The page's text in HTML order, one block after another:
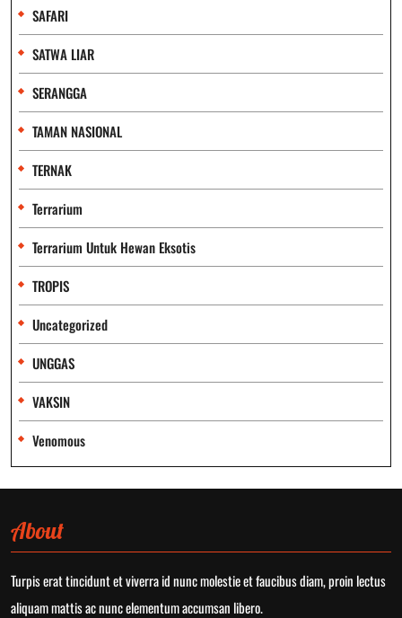
SAFARI
SATWA LIAR
SERANGGA
TAMAN NASIONAL
TERNAK
Terrarium
Terrarium Untuk Hewan Eksotis
TROPIS
Uncategorized
UNGGAS
VAKSIN
Venomous
About
Turpis erat tincidunt et viverra id nunc molestie et faucibus diam, proin lectus
aliquam mattis ac nunc elementum accumsan libero.